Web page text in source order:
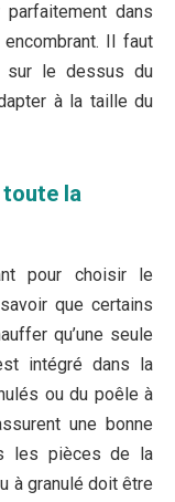
dans
Il faut
sur le dessus du
à la taille du
toute la
pour choisir le
que certains
qu’une seule
intégré dans la
ou du poêle à
une bonne
les pièces de la
à granulé doit être